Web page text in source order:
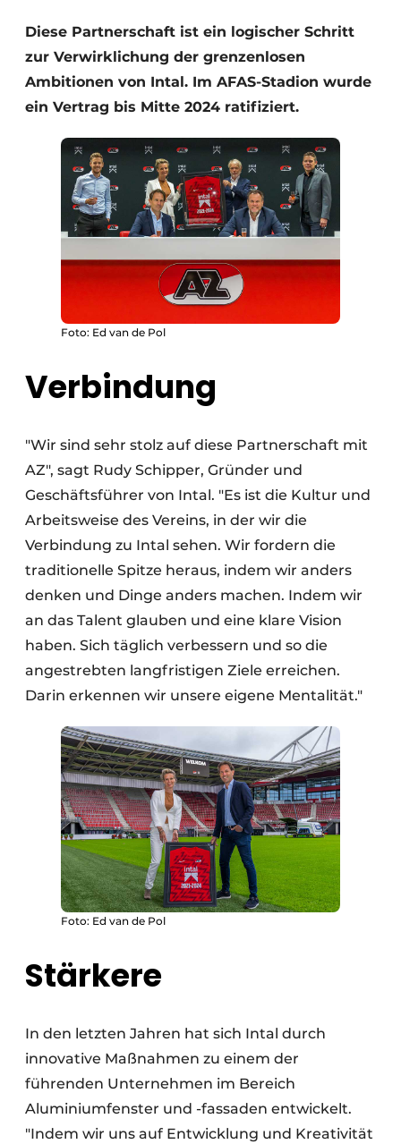
Datenschutz / Cookie-Erklärung
GeschichteMetadaten
Ein Stellenangebot registrieren
Freie Stellen
Videos
Modularer Aufbau
Diese Partnerschaft ist ein logischer Schritt
zur Verwirklichung der grenzenlosen
Ambitionen von Intal. Im AFAS-Stadion wurde
ein Vertrag bis Mitte 2024 ratifiziert.
Foto: Ed van de Pol
Verbindung
"Wir sind sehr stolz auf diese Partnerschaft mit
AZ", sagt Rudy Schipper, Gründer und
Geschäftsführer von Intal. "Es ist die Kultur und
Arbeitsweise des Vereins, in der wir die
Verbindung zu Intal sehen. Wir fordern die
traditionelle Spitze heraus, indem wir anders
denken und Dinge anders machen. Indem wir
an das Talent glauben und eine klare Vision
haben. Sich täglich verbessern und so die
angestrebten langfristigen Ziele erreichen.
Darin erkennen wir unsere eigene Mentalität."
Foto: Ed van de Pol
Stärkere
In den letzten Jahren hat sich Intal durch
innovative Maßnahmen zu einem der
führenden Unternehmen im Bereich
Aluminiumfenster und -fassaden entwickelt.
"Indem wir uns auf Entwicklung und Kreativität